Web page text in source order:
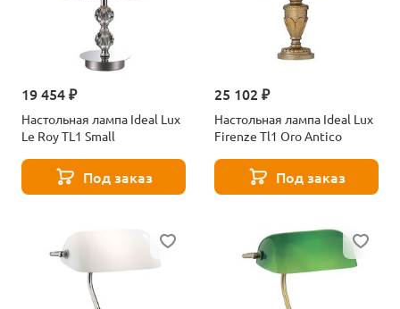
19 454 ₽
Настольная лампа Ideal Lux
Le Roy TL1 Small
Под заказ
25 102 ₽
Настольная лампа Ideal Lux
Firenze Tl1 Oro Antico
Под заказ